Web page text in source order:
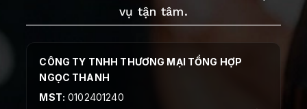
vụ tận tâm.
CÔNG TY TNHH THƯƠNG MẠI TỔNG HỢP
NGỌC THANH
MST: 0102401240